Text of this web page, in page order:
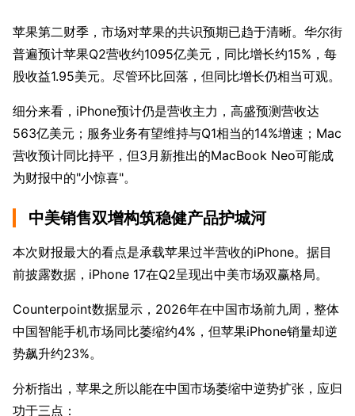
苹果第二财季，市场对苹果的共识预期已趋于清晰。华尔街
普遍预计苹果Q2营收约1095亿美元，同比增长约15%，每
股收益1.95美元。尽管环比回落，但同比增长仍相当可观。
细分来看，iPhone预计仍是营收主力，高盛预测营收达
563亿美元；服务业务有望维持与Q1相当的14%增速；Mac
营收预计同比持平，但3月新推出的MacBook Neo可能成
为财报中的"小惊喜"。
中美销售双增构筑稳健产品护城河
本次财报最大的看点是承载苹果过半营收的iPhone。据目
前披露数据，iPhone 17在Q2呈现出中美市场双赢格局。
Counterpoint数据显示，2026年在中国市场前九周，整体
中国智能手机市场同比萎缩约4%，但苹果iPhone销量却逆
势飙升约23%。
分析指出，苹果之所以能在中国市场萎缩中逆势扩张，应归
功于三点：